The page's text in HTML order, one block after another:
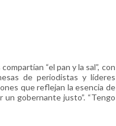
“el pan y la sal”, con
de periodistas y líderes
que reflejan la esencia de
gobernante justo”. “Tengo